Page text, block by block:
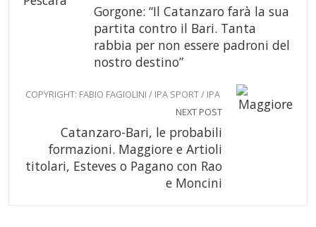
Gorgone: “Il Catanzaro farà la sua
partita contro il Bari. Tanta
rabbia per non essere padroni del
nostro destino”
COPYRIGHT: FABIO FAGIOLINI / IPA SPORT / IPA
NEXT POST
Catanzaro-Bari, le probabili
formazioni. Maggiore e Artioli
titolari, Esteves o Pagano con Rao
e Moncini